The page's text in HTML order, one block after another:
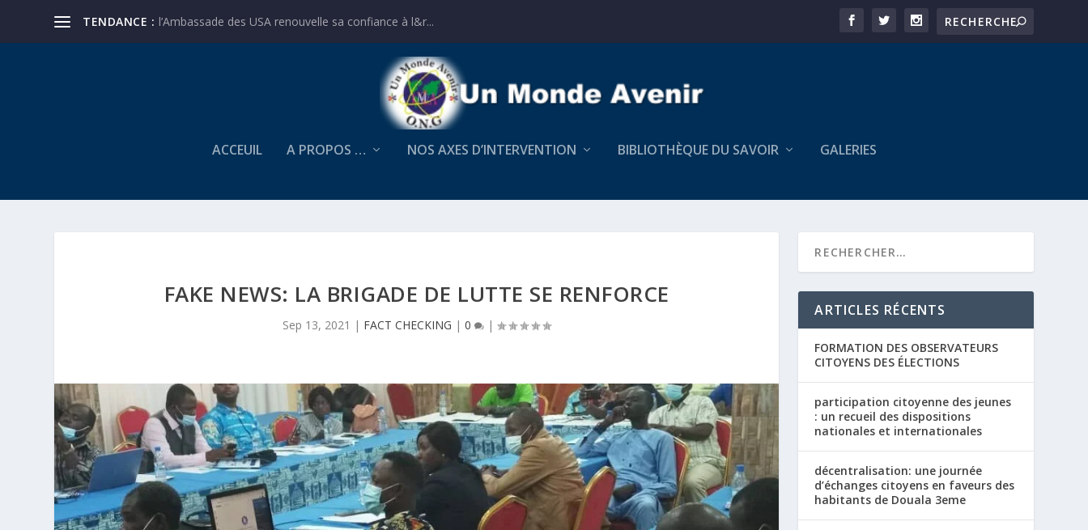
TENDANCE : l’Ambassade des USA renouvelle sa confiance à l&r...
ACCEUIL A PROPOS … NOS AXES D’INTERVENTION BIBLIOTHÈQUE DU SAVOIR GALERIES
FAKE NEWS: LA BRIGADE DE LUTTE SE RENFORCE
Sep 13, 2021 | FACT CHECKING |0 |
ARTICLES RÉCENTS
FORMATION DES OBSERVATEURS
CITOYENS DES ÉLECTIONS
participation citoyenne des jeunes
: un recueil des dispositions
nationales et internationales
décentralisation: une journée
d’échanges citoyens en faveurs des
habitants de Douala 3eme